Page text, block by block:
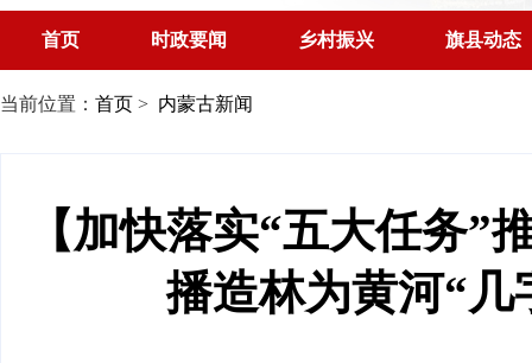
首页 时政要闻 乡村振兴 旗县动态
当前位置： 首页 > 内蒙古新闻
【加快落实“五大任务”
播造林为黄河“几